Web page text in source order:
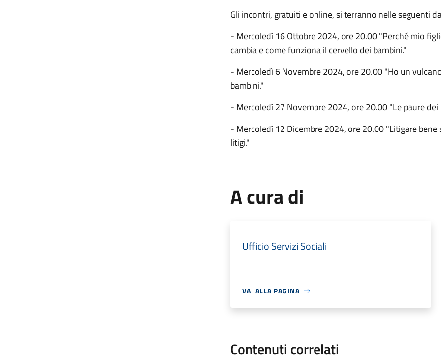
Gli incontri, gratuiti e online, si terranno nelle seguenti
- Mercoledì 16 Ottobre 2024, ore 20.00 "Perché mio
cambia e come funziona il cervello dei bambini."
- Mercoledì 6 Novembre 2024, ore 20.00 "Ho un
bambini."
- Mercoledì 27 Novembre 2024, ore 20.00 "Le paure
- Mercoledì 12 Dicembre 2024, ore 20.00 "Litigare
litigi."
A cura di
Ufficio Servizi Sociali
VAI ALLA PAGINA
Contenuti correlati